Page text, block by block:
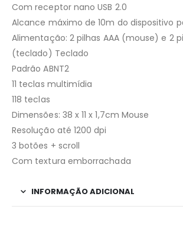
Com receptor nano USB 2.0
Alcance máximo de 10m do dispositivo
Alimentação: 2 pilhas AAA (mouse) e 2
(teclado) Teclado
Padrão ABNT2
11 teclas multimídia
118 teclas
Dimensões: 38 x 11 x 1,7cm Mouse
Resolução até 1200 dpi
3 botões + scroll
Com textura emborrachada
INFORMAÇÃO ADICIONAL